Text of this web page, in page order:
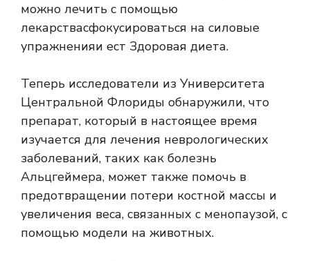
можно лечить с помощью
лекарствасфокусироваться на силовые
упражненияи ест Здоровая диета.
Теперь исследователи из Университета
Центральной Флориды обнаружили, что
препарат, который в настоящее время
изучается для лечения неврологических
заболеваний, таких как болезнь
Альцгеймера, может также помочь в
предотвращении потери костной массы и
увеличения веса, связанных с менопаузой, с
помощью модели на животных.